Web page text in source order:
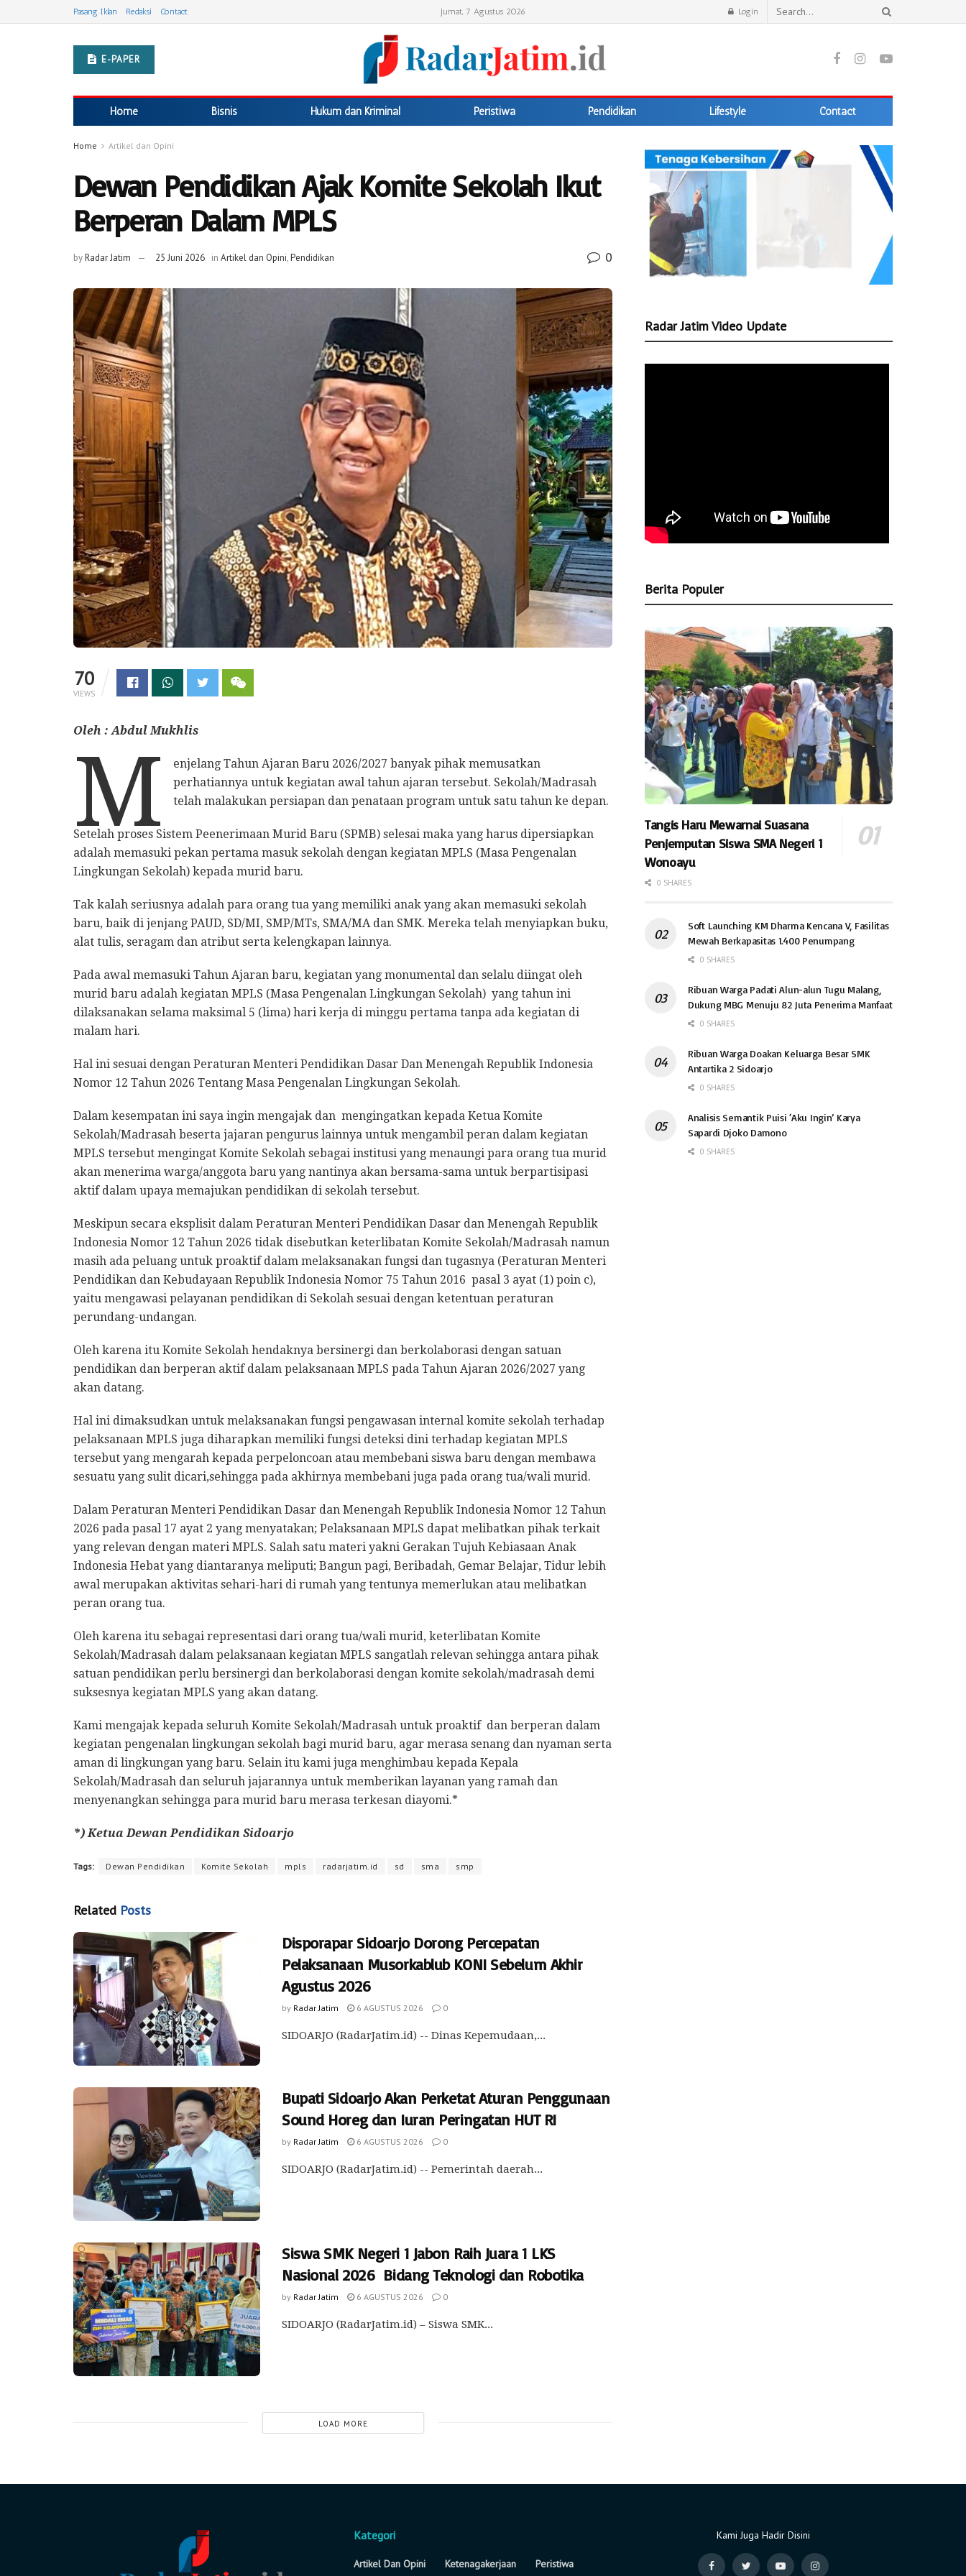
Pasang Iklan Redaksi Contact Jumat, 7 Agustus 2026 Login
E-PAPER
Home Bisnis Hukum dan Kriminal Peristiwa Pendidikan Lifestyle Contact
Home Artikel dan Opini
Dewan Pendidikan Ajak Komite Sekolah Ikut
Berperan Dalam MPLS
byRadar Jatim 25 Juni 2026 in Artikel dan Opini,Pendidikan 0
70
VIEWS
Oleh : Abdul Mukhlis
M
enjelang Tahun Ajaran Baru 2026/2027 banyak pihak memusatkan
perhatiannya untuk kegiatan awal tahun ajaran tersebut. Sekolah/Madrasah
telah malakukan persiapan dan penataan program untuk satu tahun ke depan.
Setelah proses Sistem Peenerimaan Murid Baru (SPMB) selesai maka yang harus dipersiapkan
adalah memasuki pekan pertama masuk sekolah dengan kegiatan MPLS (Masa Pengenalan
Lingkungan Sekolah) kepada murid baru.
Tak kalah seriusnya adalah para orang tua yang memiliki anak yang akan memasuki sekolah
baru, baik di jenjang PAUD, SD/MI, SMP/MTs, SMA/MA dan SMK. Mereka telah menyiapkan buku,
alat tulis, seragam dan atribut serta kelengkapan lainnya.
Pada awal memasuki Tahun Ajaran baru, kegiatan yang monumental dan selalu diingat oleh
murid baru adalah kegiatan MPLS (Masa Pengenalan Lingkungan Sekolah) yang tahun ini
dilaksanakan selama maksimal 5 (lima) hari kerja di minggu pertama tanpa ada kegiatan di
malam hari.
Hal ini sesuai dengan Peraturan Menteri Pendidikan Dasar Dan Menengah Republik Indonesia
Nomor 12 Tahun 2026 Tentang Masa Pengenalan Lingkungan Sekolah.
Dalam kesempatan ini saya ingin mengajak dan mengingatkan kepada Ketua Komite
Sekolah/Madrasah beserta jajaran pengurus lainnya untuk mengambil peran dalam kegiatan
MPLS tersebut mengingat Komite Sekolah sebagai institusi yang menaungi para orang tua murid
akan menerima warga/anggota baru yang nantinya akan bersama-sama untuk berpartisipasi
aktif dalam upaya memajukan pendidikan di sekolah tersebut.
Meskipun secara eksplisit dalam Peraturan Menteri Pendidikan Dasar dan Menengah Republik
Indonesia Nomor 12 Tahun 2026 tidak disebutkan keterlibatan Komite Sekolah/Madrasah namun
masih ada peluang untuk proaktif dalam melaksanakan fungsi dan tugasnya (Peraturan Menteri
Pendidikan dan Kebudayaan Republik Indonesia Nomor 75 Tahun 2016 pasal 3 ayat (1) poin c),
yaitu mengawasi pelayanan pendidikan di Sekolah sesuai dengan ketentuan peraturan
perundang-undangan.
Oleh karena itu Komite Sekolah hendaknya bersinergi dan berkolaborasi dengan satuan
pendidikan dan berperan aktif dalam pelaksanaan MPLS pada Tahun Ajaran 2026/2027 yang
akan datang.
Hal ini dimaksudkan untuk melaksanakan fungsi pengawasan internal komite sekolah terhadap
pelaksanaan MPLS juga diharapkan memiliki fungsi deteksi dini terhadap kegiatan MPLS
tersebut yang mengarah kepada perpeloncoan atau membebani siswa baru dengan membawa
sesuatu yang sulit dicari,sehingga pada akhirnya membebani juga pada orang tua/wali murid.
Dalam Peraturan Menteri Pendidikan Dasar dan Menengah Republik Indonesia Nomor 12 Tahun
2026 pada pasal 17 ayat 2 yang menyatakan; Pelaksanaan MPLS dapat melibatkan pihak terkait
yang relevan dengan materi MPLS. Salah satu materi yakni Gerakan Tujuh Kebiasaan Anak
Indonesia Hebat yang diantaranya meliputi; Bangun pagi, Beribadah, Gemar Belajar, Tidur lebih
awal merupakan aktivitas sehari-hari di rumah yang tentunya memerlukan atau melibatkan
peran orang tua.
Oleh karena itu sebagai representasi dari orang tua/wali murid, keterlibatan Komite
Sekolah/Madrasah dalam pelaksanaan kegiatan MPLS sangatlah relevan sehingga antara pihak
satuan pendidikan perlu bersinergi dan berkolaborasi dengan komite sekolah/madrasah demi
suksesnya kegiatan MPLS yang akan datang.
Kami mengajak kepada seluruh Komite Sekolah/Madrasah untuk proaktif dan berperan dalam
kegiatan pengenalan lingkungan sekolah bagi murid baru, agar merasa senang dan nyaman serta
aman di lingkungan yang baru. Selain itu kami juga menghimbau kepada Kepala
Sekolah/Madrasah dan seluruh jajarannya untuk memberikan layanan yang ramah dan
menyenangkan sehingga para murid baru merasa terkesan diayomi.*
*) Ketua Dewan Pendidikan Sidoarjo
Tags: Dewan Pendidikan Komite Sekolah mpls radarjatim.id sd sma smp
Related Posts
Disporapar Sidoarjo Dorong Percepatan
Pelaksanaan Musorkablub KONI Sebelum Akhir
Agustus 2026
by Radar Jatim 6 AGUSTUS 2026 0
SIDOARJO (RadarJatim.id) -- Dinas Kepemudaan,...
Bupati Sidoarjo Akan Perketat Aturan Penggunaan
Sound Horeg dan Iuran Peringatan HUT RI
by Radar Jatim 6 AGUSTUS 2026 0
SIDOARJO (RadarJatim.id) -- Pemerintah daerah...
Siswa SMK Negeri 1 Jabon Raih Juara 1 LKS
Nasional 2026 Bidang Teknologi dan Robotika
by Radar Jatim 6 AGUSTUS 2026 0
SIDOARJO (RadarJatim.id) – Siswa SMK...
LOAD MORE
Radar Jatim Video Update
Berita Populer
Tangis Haru Mewarnai Suasana
Penjemputan Siswa SMA Negeri 1
Wonoayu
0 SHARES
Soft Launching KM Dharma Kencana V, Fasilitas
Mewah Berkapasitas 1.400 Penumpang
0 SHARES
Ribuan Warga Padati Alun-alun Tugu Malang,
Dukung MBG Menuju 82 Juta Penerima Manfaat
0 SHARES
Ribuan Warga Doakan Keluarga Besar SMK
Antartika 2 Sidoarjo
0 SHARES
Analisis Semantik Puisi ‘Aku Ingin’ Karya
Sapardi Djoko Damono
0 SHARES
Kategori
Artikel Dan Opini Ketenagakerjaan Peristiwa
Kami Juga Hadir Disini